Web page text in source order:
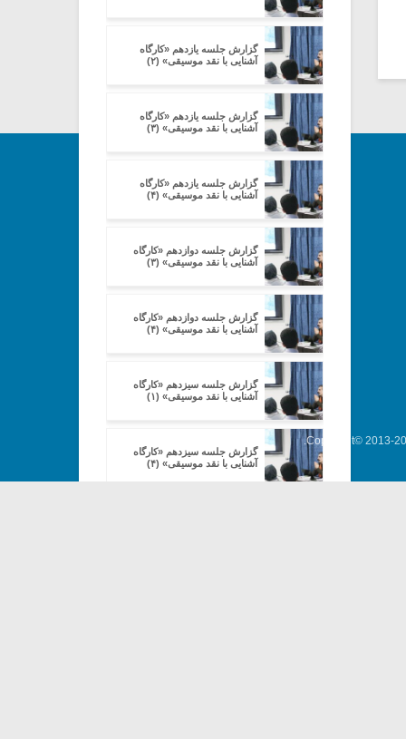
گزارش جلسه یازدهم «کارگاه
آشنایی با نقد موسیقی» (۲)
گزارش جلسه یازدهم «کارگاه
آشنایی با نقد موسیقی» (۳)
گزارش جلسه یازدهم «کارگاه
آشنایی با نقد موسیقی» (۴)
گزارش جلسه دوازدهم «کارگاه
آشنایی با نقد موسیقی» (۳)
گزارش جلسه دوازدهم «کارگاه
آشنایی با نقد موسیقی» (۴)
گزارش جلسه سیزدهم «کارگاه
آشنایی با نقد موسیقی» (۱)
گزارش جلسه سیزدهم «کارگاه
آشنایی با نقد موسیقی» (۴)
Copyright© 2013-